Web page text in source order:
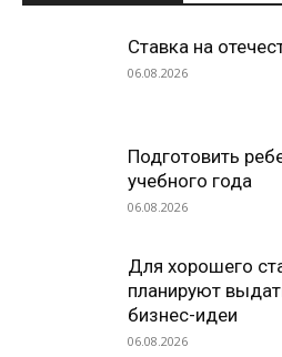
Ставка на
06.08.2026
Подготовить
учебного года
06.08.2026
Для хорошего
планируют
бизнес-идеи
06.08.2026